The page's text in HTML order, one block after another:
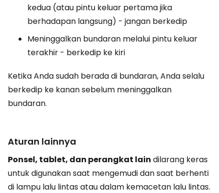
kedua (atau pintu keluar pertama jika
berhadapan langsung) - jangan berkedip
Meninggalkan bundaran melalui pintu keluar
terakhir - berkedip ke kiri
Ketika Anda sudah berada di bundaran, Anda selalu
berkedip ke kanan sebelum meninggalkan
bundaran.
Aturan lainnya
Ponsel, tablet, dan perangkat lain dilarang keras
untuk digunakan saat mengemudi dan saat berhenti
di lampu lalu lintas atau dalam kemacetan lalu lintas.